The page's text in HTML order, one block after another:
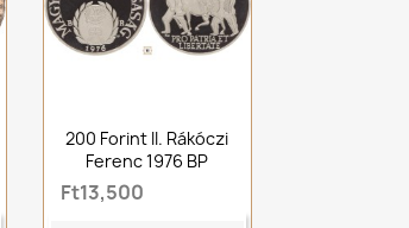
200 Forint II. Rákóczi
Ferenc 1976 BP
Ft13,500